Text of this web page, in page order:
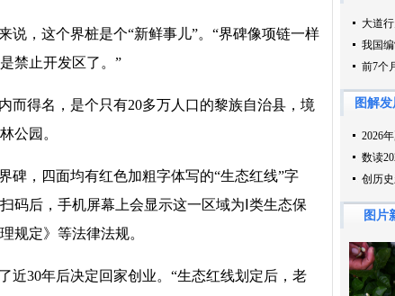
说，这个界桩是个“新鲜事儿”。“界碑像项链一样
禁止开发区了。”
而得名，是个只有20多万人口的黎族自治县，境
公园。
碑，四面均有红色加粗字体写的“生态红线”字
码后，手机屏幕上会显示这一区域为Ⅰ类生态保
规定》等法律法规。
近30年后决定回家创业。“生态红线划定后，老